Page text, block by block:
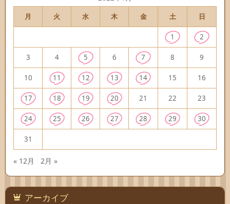
月
火 水 木 金 土 日
1 2
3 4 5 6 7 8 9
10 11 12 13 14 15 16
17 18 19 20 21 22 23
24 25 26 27 28 29 30
31
« 12月 2月 »
アーカイブ